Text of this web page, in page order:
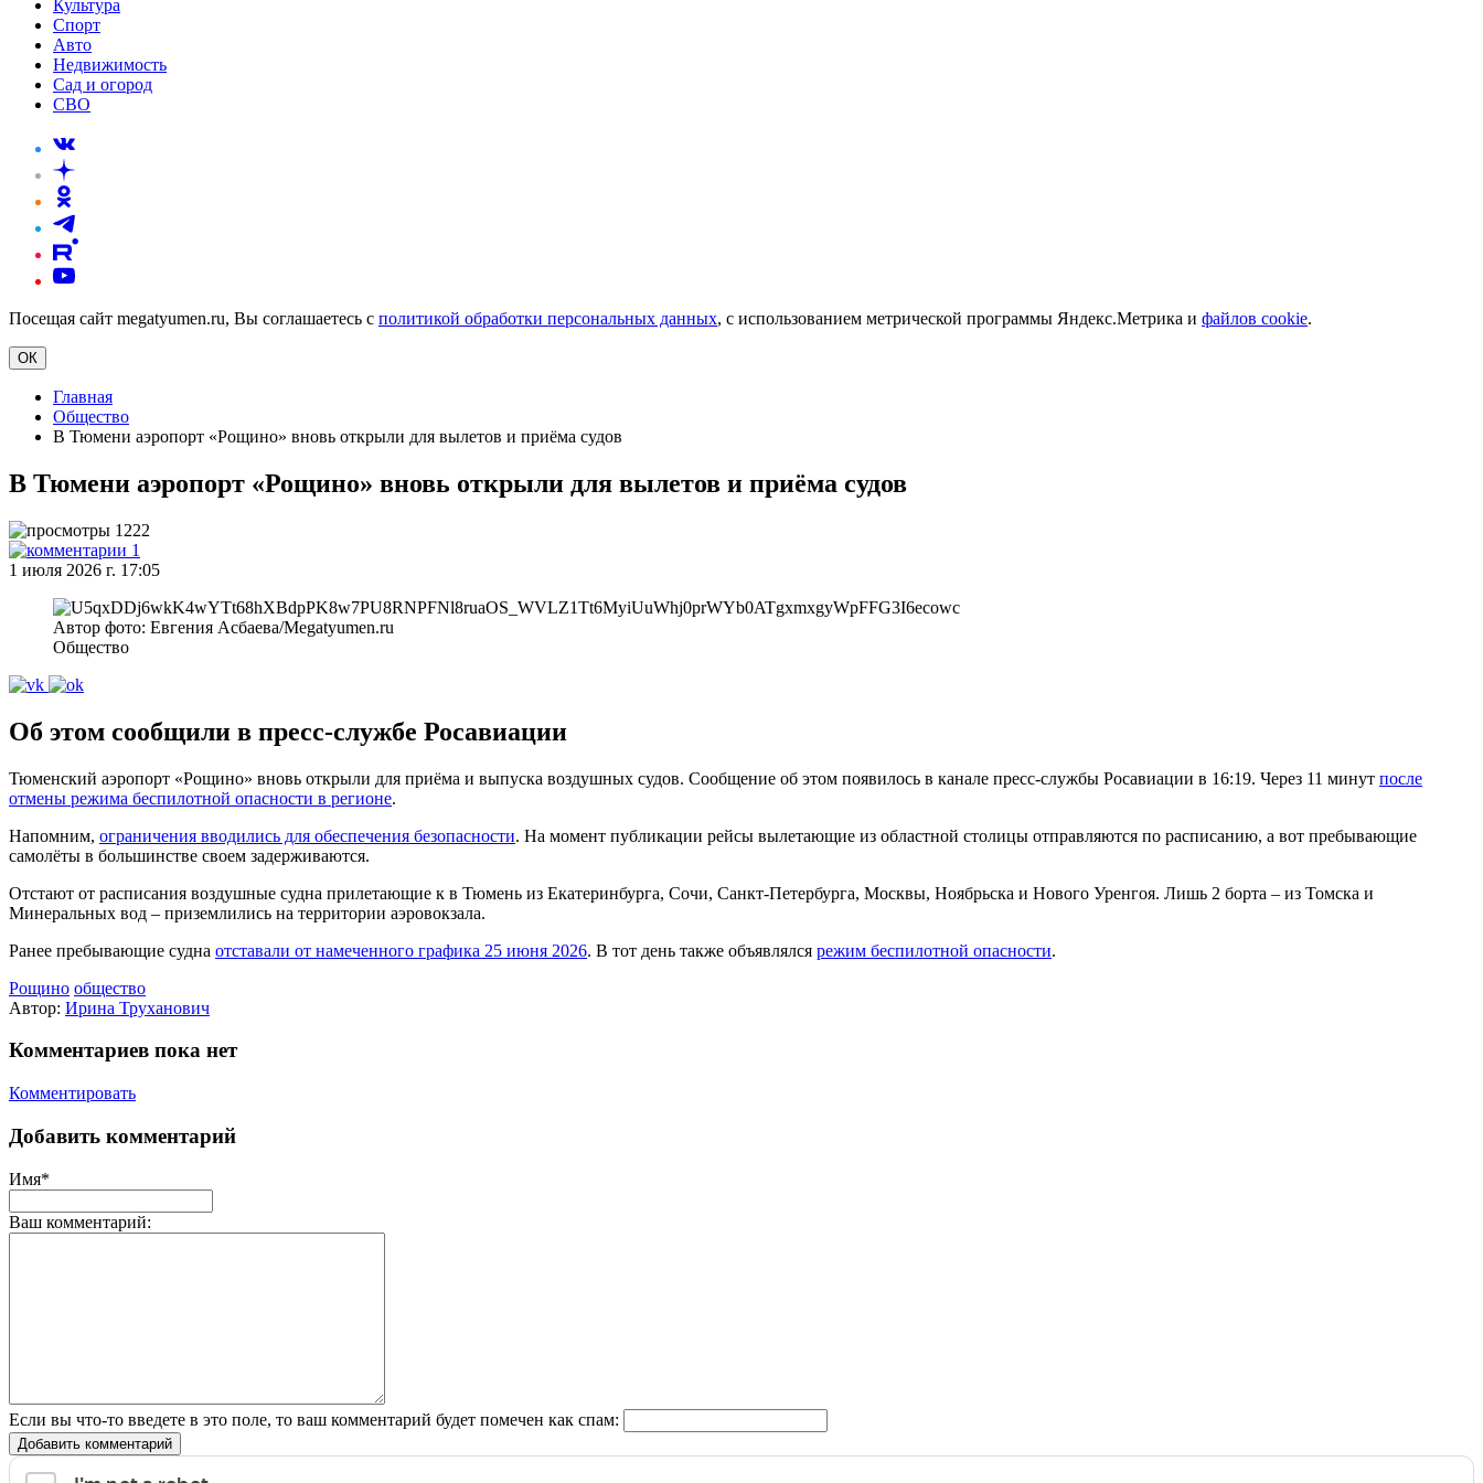
Культура
Спорт
Авто
Недвижимость
Сад и огород
СВО
Посещая сайт megatyumen.ru, Вы соглашаетесь с политикой обработки персональных данных, с использованием метрической программы Яндекс.Метрика и файлов cookie.
ОК
Главная
Общество
В Тюмени аэропорт «Рощино» вновь открыли для вылетов и приёма судов
В Тюмени аэропорт «Рощино» вновь открыли для вылетов и приёма судов
1222
1
1 июля 2026 г. 17:05
Автор фото: Евгения Асбаева/Megatyumen.ru
Общество
Об этом сообщили в пресс-службе Росавиации
Тюменский аэропорт «Рощино» вновь открыли для приёма и выпуска воздушных судов. Сообщение об этом появилось в канале пресс-службы Росавиации в 16:19. Через 11 минут после
отмены режима беспилотной опасности в регионе.
Напомним, ограничения вводились для обеспечения безопасности. На момент публикации рейсы вылетающие из областной столицы отправляются по расписанию, а вот пребывающие
самолёты в большинстве своем задерживаются.
Отстают от расписания воздушные судна прилетающие к в Тюмень из Екатеринбурга, Сочи, Санкт-Петербурга, Москвы, Ноябрьска и Нового Уренгоя. Лишь 2 борта – из Томска и
Минеральных вод – приземлились на территории аэровокзала.
Ранее пребывающие судна отставали от намеченного графика 25 июня 2026. В тот день также объявлялся режим беспилотной опасности.
Рощино общество
Автор: Ирина Труханович
Комментариев пока нет
Комментировать
Добавить комментарий
Имя*
Ваш комментарий:
Если вы что-то введете в это поле, то ваш комментарий будет помечен как спам:
Добавить комментарий